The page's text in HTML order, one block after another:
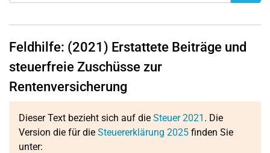
Feldhilfe: (2021) Erstattete Beiträge und
steuerfreie Zuschüsse zur
Rentenversicherung
Dieser Text bezieht sich auf die Steuer 2021 . Die
Version die für die Steuererklärung 2025 finden Sie
unter: